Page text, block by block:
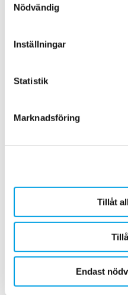
Nödvändig
Inställningar
Statistik
Marknadsföring
Tillåt
Endast
Vi också med att ständigt
Under arbetets gång följer
verksamheten, och vi tar
in miljöbelastning när vi
och resor.
Vårt ansvar
Kvalitets- och miljöpolicy
Kvalitets- och
Sverige AB ISO 9001,